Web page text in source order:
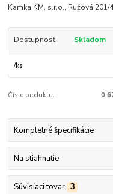
Kamka KM, s.r.o., Ružová
Dostupnosť Skladom
/ks
Číslo produktu: 0
Kompletné špecifikácie
Na stiahnutie
Súvisiaci tovar 3